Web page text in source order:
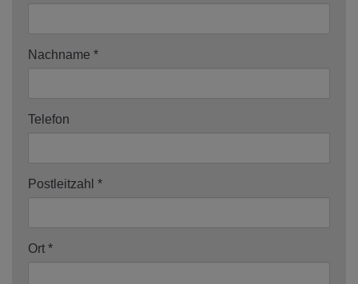
Nachname
Telefon
Postleitzahl
Ort